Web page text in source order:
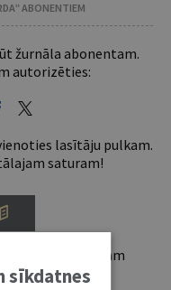
ABONENTIEM
žurnāla abonentam.
autorizēties:
lasītāju pulkam.
saturam!
Vienam lietotājam
mēnešiem).
sīkdatnes